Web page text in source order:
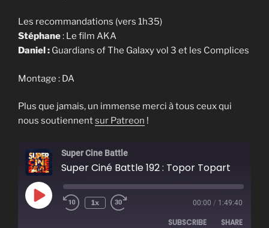
Les recommandations (vers 1h35)
Stéphane: Le film AKA
Daniel : Guardians of The Galaxy vol 3 et les Complices
Montage : DA
Plus que jamais, un immense merci à tous ceux qui
nous soutiennentsur Patreon !
Super Cine Battle
Super Ciné Battle 192 : Topor Topart
Play
Episode
1x 00:00 / 1:49:40
SUBSCRIBE SHARE